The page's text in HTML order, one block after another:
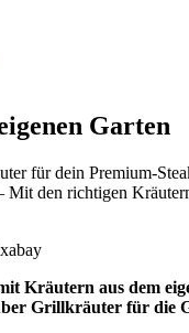
Garten
für dein Premium-
Mit den richtigen
Kräutern aus dem
Grillkräuter für die